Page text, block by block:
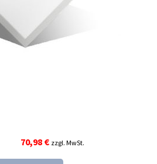
Ursprünglicher
Preis
70,98 €Aktueller
Preis
zzgl. MwSt.